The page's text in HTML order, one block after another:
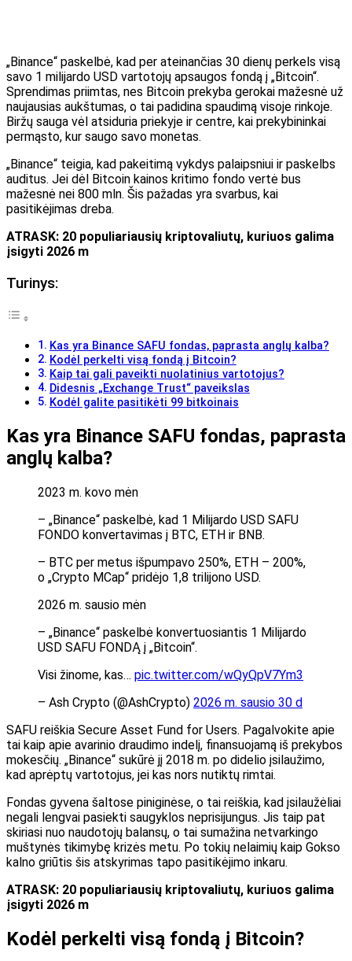
„Binance“ paskelbė, kad per ateinančias 30 dienų perkels visą
savo 1 milijardo USD vartotojų apsaugos fondą į „Bitcoin“.
Sprendimas priimtas, nes Bitcoin prekyba gerokai mažesnė už
naujausias aukštumas, o tai padidina spaudimą visoje rinkoje.
Biržų sauga vėl atsiduria priekyje ir centre, kai prekybininkai
permąsto, kur saugo savo monetas.
„Binance“ teigia, kad pakeitimą vykdys palaipsniui ir paskelbs
auditus. Jei dėl Bitcoin kainos kritimo fondo vertė bus
mažesnė nei 800 mln. Šis pažadas yra svarbus, kai
pasitikėjimas dreba.
ATRASK: 20 populiariausių kriptovaliutų, kuriuos galima
įsigyti 2026 m
Turinys:
Kas yra Binance SAFU fondas, paprasta anglų kalba?
Kodėl perkelti visą fondą į Bitcoin?
Kaip tai gali paveikti nuolatinius vartotojus?
Didesnis „Exchange Trust“ paveikslas
Kodėl galite pasitikėti 99 bitkoinais
Kas yra Binance SAFU fondas, paprasta
anglų kalba?
2023 m. kovo mėn
– „Binance“ paskelbė, kad 1 Milijardo USD SAFU
FONDO konvertavimas į BTC, ETH ir BNB.
– BTC per metus išpumpavo 250%, ETH – 200%,
o „Crypto MCap“ pridėjo 1,8 trilijono USD.
2026 m. sausio mėn
– „Binance“ paskelbė konvertuosiantis 1 Milijardo
USD SAFU FONDĄ į „Bitcoin“.
Visi žinome, kas… pic.twitter.com/wQyQpV7Ym3
– Ash Crypto (@AshCrypto) 2026 m. sausio 30 d
SAFU reiškia Secure Asset Fund for Users. Pagalvokite apie
tai kaip apie avarinio draudimo indelį, finansuojamą iš prekybos
mokesčių. „Binance“ sukūrė jį 2018 m. po didelio įsilaužimo,
kad aprėptų vartotojus, jei kas nors nutiktų rimtai.
Fondas gyvena šaltose piniginėse, o tai reiškia, kad įsilaužėliai
negali lengvai pasiekti saugyklos neprisijungus. Jis taip pat
skiriasi nuo naudotojų balansų, o tai sumažina netvarkingo
muštynės tikimybę krizės metu. Po tokių nelaimių kaip Gokso
kalno griūtis šis atskyrimas tapo pasitikėjimo inkaru.
ATRASK: 20 populiariausių kriptovaliutų, kuriuos galima
įsigyti 2026 m
Kodėl perkelti visą fondą į Bitcoin?